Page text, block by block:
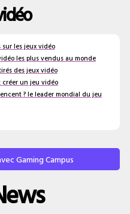
sur les jeux vidéo
les plus vendus au monde
des jeux vidéo
créer un jeu vidéo
? le leader mondial du jeu
Gaming Campus